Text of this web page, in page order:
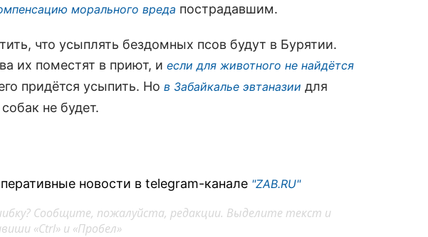
морального вреда пострадавшим.
что усыплять бездомных псов будут в Бурятии.
их поместят в приют, и если для животного не найдётся
придётся усыпить. Но в Забайкалье эвтаназии для
не будет.
новости в telegram-канале "ZAB.RU"
Сообщите, пожалуйста, редакции. Выделите текст и
«Ctrl» и «Пробел»